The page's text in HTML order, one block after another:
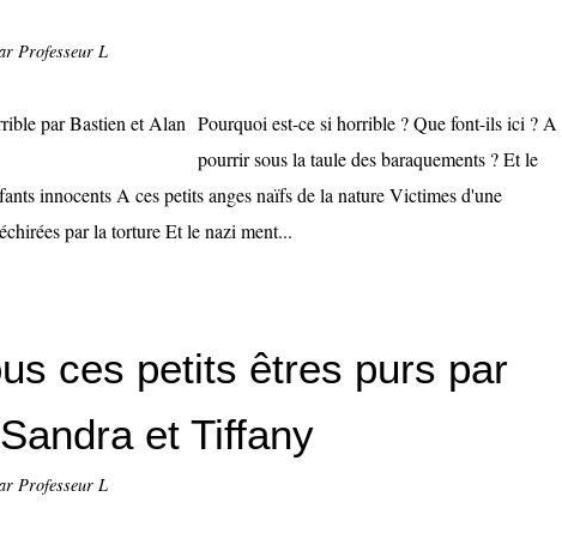
Professeur L
Pourquoi est-ce si horrible ? Que font-ils ici ? A
pourrir sous la taule des baraquements ? Et le
innocents A ces petits anges naïfs de la nature Victimes d'une
par la torture Et le nazi ment...
ces petits êtres purs par
et Tiffany
Professeur L